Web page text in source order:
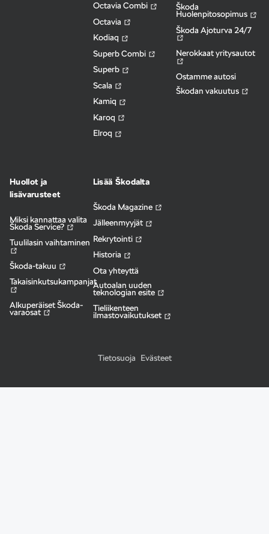
Octavia Combi
Octavia
Kodiaq
Superb Combi
Superb
Scala
Kamiq
Karoq
Elroq
Škoda
Huolenpitosopimus
Škoda Ajoturva 24/7
Nerokkaat yritysautot
Ostamme autosi
Škodan vakuutus
Huollot ja
lisävarusteet
Miksi kannattaa valita
Škoda Service?
Tuulilasin vaihtaminen
Škoda-takuu
Takaisinkutsukampanjat
Alkuperäiset Škoda-
varaosat
Lisää Škodalta
Škoda Magazine
Jälleenmyyjät
Rekrytointi
Historia
Ota yhteyttä
Autoalan uuden
teknologian esite
Tieliikenteen
ilmastovaikutukset
Tietosuoja Evästeet